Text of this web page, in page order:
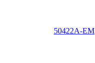
50422A-EM